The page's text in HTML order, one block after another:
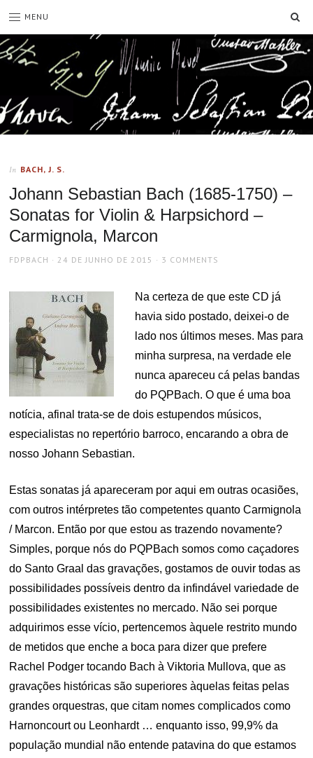
MENU
In BACH, J. S.
Johann Sebastian Bach (1685-1750) –
Sonatas for Violin & Harpsichord –
Carmignola, Marcon
AUTHOR
FDPBACH
POSTED
24 DE JUNHO DE 2015 3 COMMENTS
Na certeza de que este CD já
havia sido postado, deixei-o de
lado nos últimos meses. Mas para
minha surpresa, na verdade ele
nunca apareceu cá pelas bandas
do PQPBach. O que é uma boa
notícia, afinal trata-se de dois estupendos músicos,
especialistas no repertório barroco, encarando a obra de
nosso Johann Sebastian.
Estas sonatas já apareceram por aqui em outras ocasiões,
com outros intérpretes tão competentes quanto Carmignola
/ Marcon. Então por que estou as trazendo novamente?
Simples, porque nós do PQPBach somos como caçadores
do Santo Graal das gravações, gostamos de ouvir todas as
possibilidades possíveis dentro da infindável variedade de
possibilidades existentes no mercado. Não sei porque
adquirimos esse vício, pertencemos àquele restrito mundo
de metidos que enche a boca para dizer que prefere
Rachel Podger tocando Bach à Viktoria Mullova, que as
gravações históricas são superiores àquelas feitas pelas
grandes orquestras, que citam nomes complicados como
Harnoncourt ou Leonhardt … enquanto isso, 99,9% da
população mundial não entende patavina do que estamos